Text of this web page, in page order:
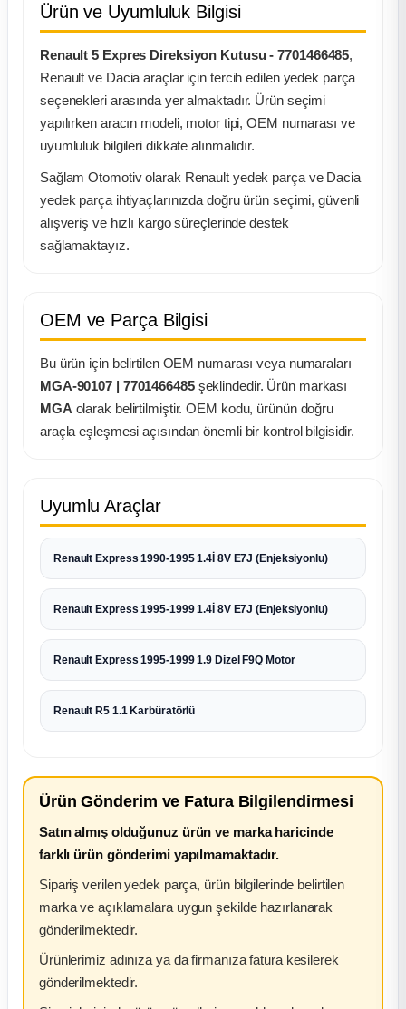
Parça
Ürün ve Uyumluluk Bilgisi
Renault 5 Expres Direksiyon Kutusu - 7701466485,
Renault ve Dacia araçlar için tercih edilen yedek parça
seçenekleri arasında yer almaktadır. Ürün seçimi
yapılırken aracın modeli, motor tipi, OEM numarası ve
uyumluluk bilgileri dikkate alınmalıdır.
Sağlam Otomotiv olarak Renault yedek parça ve Dacia
yedek parça ihtiyaçlarınızda doğru ürün seçimi, güvenli
alışveriş ve hızlı kargo süreçlerinde destek
sağlamaktayız.
OEM ve Parça Bilgisi
Bu ürün için belirtilen OEM numarası veya numaraları
MGA-90107 | 7701466485şeklindedir. Ürün markası
MGA olarak belirtilmiştir. OEM kodu, ürünün doğru
araçla eşleşmesi açısından önemli bir kontrol bilgisidir.
Uyumlu Araçlar
Renault Express 1990-1995 1.4İ 8V E7J (Enjeksiyonlu)
Renault Express 1995-1999 1.4İ 8V E7J (Enjeksiyonlu)
Renault Express 1995-1999 1.9 Dizel F9Q Motor
Renault R5 1.1 Karbüratörlü
Ürün Gönderim ve Fatura Bilgilendirmesi
Satın almış olduğunuz ürün ve marka haricinde
farklı ürün gönderimi yapılmamaktadır.
Sipariş verilen yedek parça, ürün bilgilerinde belirtilen
marka ve açıklamalara uygun şekilde hazırlanarak
gönderilmektedir.
Ürünlerimiz adınıza ya da firmanıza fatura kesilerek
gönderilmektedir.